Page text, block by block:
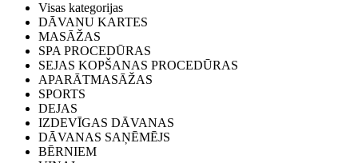
Visas kategorijas
DĀVANU KARTES
MASĀŽAS
SPA PROCEDŪRAS
SEJAS KOPŠANAS PROCEDŪRAS
APARĀTMASĀŽAS
SPORTS
DEJAS
IZDEVĪGAS DĀVANAS
DĀVANAS SAŅĒMĒJS
BĒRNIEM